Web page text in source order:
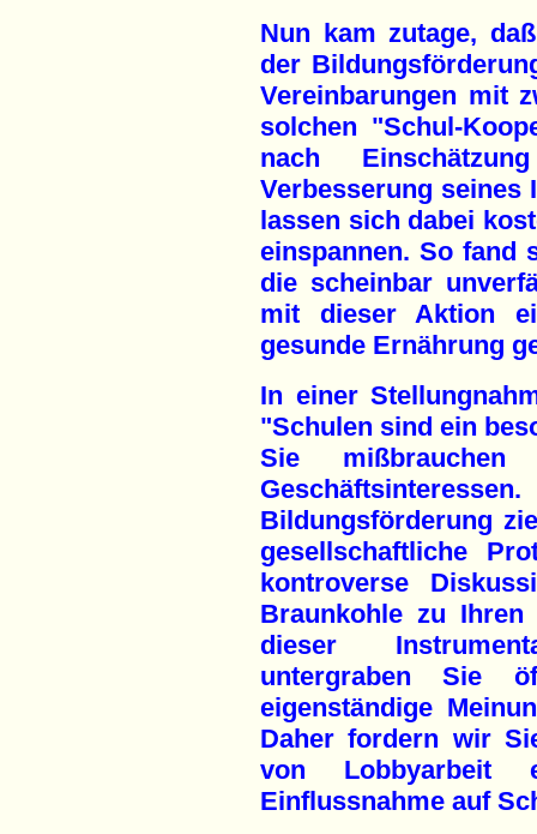
Nun kam zutage,
der
Vereinbarungen mit
solchen "Schul-
nach
Verbesserung seines
lassen sich dabei
einspannen. So fand
die scheinbar
mit dieser Aktion
gesunde Ernährung
In einer
"Schulen sind ein
Sie
Bildungsförderung
gesellschaftliche
kontroverse
Braunkohle zu Ihren
dieser
untergraben Sie
eigenständige
Daher fordern wir
von Lobbyarbeit
Einflussnahme auf